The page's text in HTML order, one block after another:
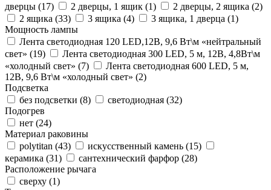
дверцы (17) 2 дверцы, 1 ящик (1) 2 дверцы, 2 ящика (2)
2 ящика (33) 3 ящика (4) 3 ящика, 1 дверца (1)
Мощность лампы
Лента светодиодная 120 LED,12В, 9,6 Вт\м «нейтральный
свет» (19)
Лента светодиодная 300 LED, 5 м, 12В, 4,8Вт\м
«холодный свет» (7)
Лента светодиодная 600 LED, 5 м,
12В, 9,6 Вт\м «холодный свет» (2)
Подсветка
без подсветки (8) светодиодная (32)
Подогрев
нет (24)
Материал раковины
polytitan (43) искусственный камень (15)
керамика (31) сантехнический фарфор (28)
Расположение рычага
сверху (1)